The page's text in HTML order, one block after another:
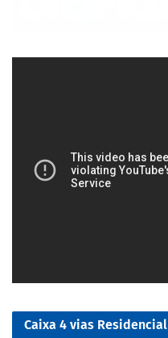
Caixa 4 vias Residencial